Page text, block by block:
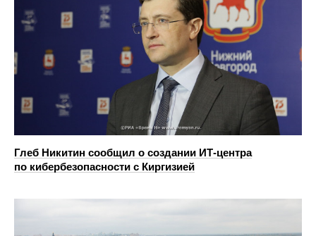
Глеб Никитин сообщил о создании ИТ-центра
по кибербезопасности с Киргизией